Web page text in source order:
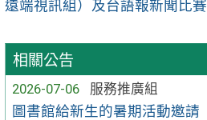
相關公告
2026-07-06
服務推廣組
圖書館給新生的暑期活動邀請
遠端視訊組）及台語報新聞比賽